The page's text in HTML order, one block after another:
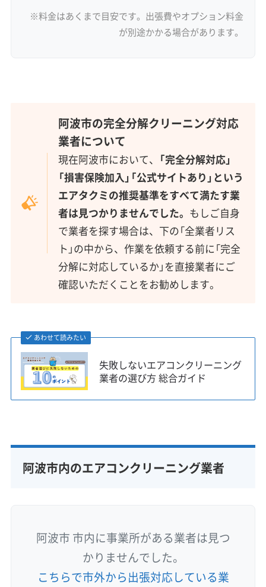
※料金はあくまで目安です。出張費やオプション料金
が別途かかる場合があります。
阿波市の完全分解クリーニング対応
業者について
現在阿波市において、 「完全分解対応」
「損害保険加入」「公式サイトあり」という
エアタクミの推奨基準をすべて満たす業
者は見つかりませんでした。 もしご自身
で業者を探す場合は、下の「全業者リス
ト」の中から、作業を依頼する前に「完全
分解に対応しているか」を直接業者にご
確認いただくことをお勧めします。
あわせて読みたい
失敗しないエアコンクリーニング
業者の選び方 総合ガイド
阿波市内のエアコンクリーニング業者
阿波市 市内に事業所がある業者は見つ
かりませんでした。
こちらで市外から出張対応している業